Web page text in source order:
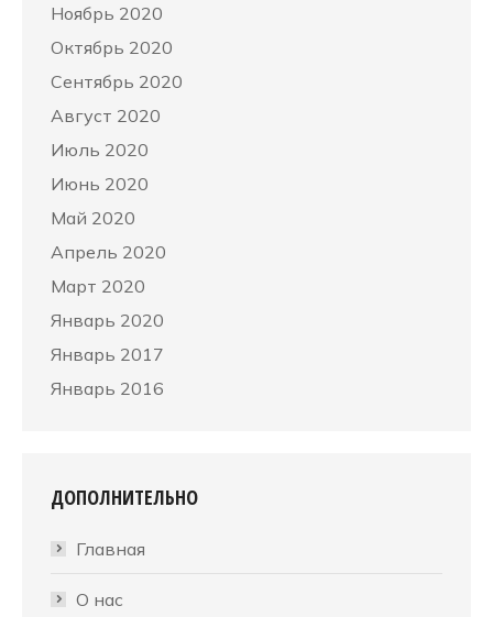
Ноябрь 2020
Октябрь 2020
Сентябрь 2020
Август 2020
Июль 2020
Июнь 2020
Май 2020
Апрель 2020
Март 2020
Январь 2020
Январь 2017
Январь 2016
ДОПОЛНИТЕЛЬНО
Главная
О нас